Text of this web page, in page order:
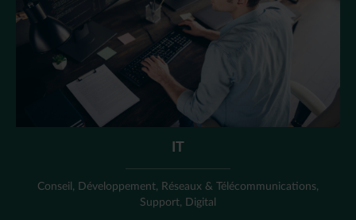
IT
Conseil, Développement, Réseaux & Télécommunications,
Support, Digital